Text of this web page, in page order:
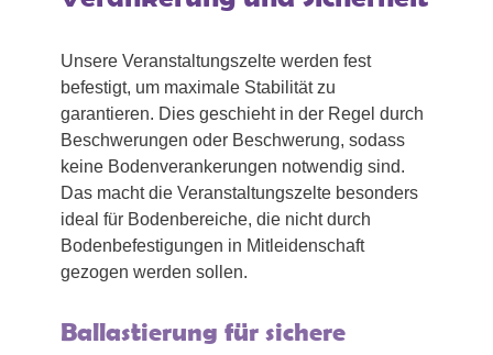
Unsere Veranstaltungszelte werden fest
befestigt, um maximale Stabilität zu
garantieren. Dies geschieht in der Regel durch
Beschwerungen oder Beschwerung, sodass
keine Bodenverankerungen notwendig sind.
Das macht die Veranstaltungszelte besonders
ideal für Bodenbereiche, die nicht durch
Bodenbefestigungen in Mitleidenschaft
gezogen werden sollen.
Ballastierung für sichere